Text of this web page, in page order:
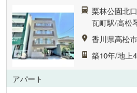
栗林公園北
瓦町駅/高松
香川県高松
築10年/地上
アパート